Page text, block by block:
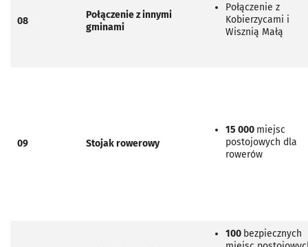
08
Połączenie z innymi
gminami
Połączenie z
Kobierzycami i
Wisznią Małą
09 Stojak rowerowy
15 000 miejsc
postojowych dla
rowerów
100 bezpiecznych